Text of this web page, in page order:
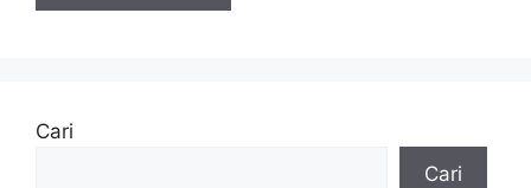
Cari
Cari